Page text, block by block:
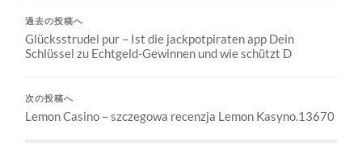
過去の投稿へ
Glücksstrudel pur – Ist die jackpotpiraten app Dein
Schlüssel zu Echtgeld-Gewinnen und wie schützt D
次の投稿へ
Lemon Casino – szczegowa recenzja Lemon Kasyno.13670